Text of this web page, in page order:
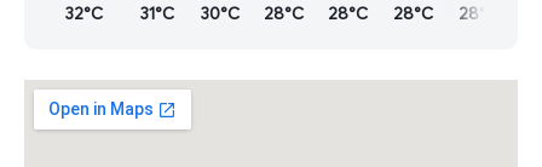
32°C 31°C 30°C 28°C 28°C 28°C 28°C